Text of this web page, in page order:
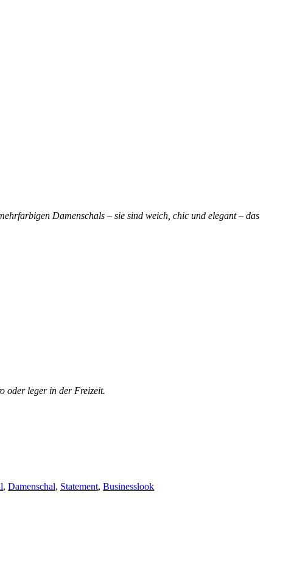
Damenschals – sie sind weich, chic und elegant – das
oder leger in der Freizeit.
, Damenschal, Statement, Businesslook